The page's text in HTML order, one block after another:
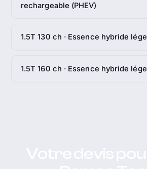
rechargeable (PHEV)
1.5T 130 ch · Essence hybride
1.5T 160 ch · Essence hybride